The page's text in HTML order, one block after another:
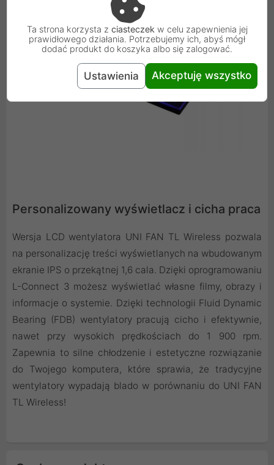
Personalizowany wyświetlacz i cicha praca
Wersja LCD wentylatora UNI FAN TL Wireless pozwala
na personalizację treści wyświetlanych na wbudowanym
ekranie IPS o przekątnej 1,6 cala. Dzięki oprogramowaniu
L-Connect 3 możesz wyświetlać własne filmy, obrazy i
informacje o systemie. Dzięki technologii Fluid Dynamic
Bearing (FDB) wentylatory pracują cicho i efektywnie,
nawet przy wysokich prędkościach do 1 900 rpm.
Zapewnia to silne chłodzenie i estetyczne rozwiązanie
do Twojego komputera, które sprawia, że tradycyjne
wentylatory wypadają blado w porównaniu do UNI FAN
TL Wireless!
Ta strona korzysta z ciasteczek w celu zapewnienia jej
prawidłowego działania. Potrzebujemy ich, abyś mógł
dodać produkt do koszyka albo się zalogować.
Ustawienia Akceptuję wszystko